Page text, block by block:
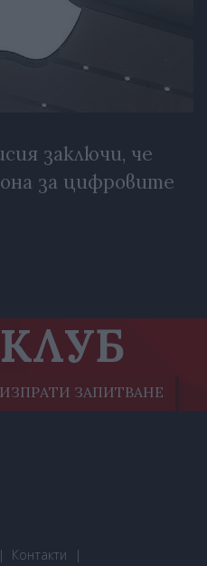
заключи, че
за цифровите
ИЗПРАТИ ЗАПИТВАНЕ
Контакти